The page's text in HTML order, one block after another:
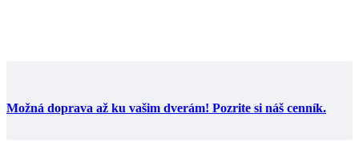
Možná doprava až ku vašim dverám! Pozrite si náš cenník.